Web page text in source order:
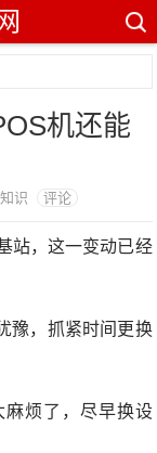
机还能
识 评论
站，这一变动已经
豫，抓紧时间更换
烦了，尽早换设